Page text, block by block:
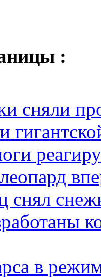
:
сняли
снял
в